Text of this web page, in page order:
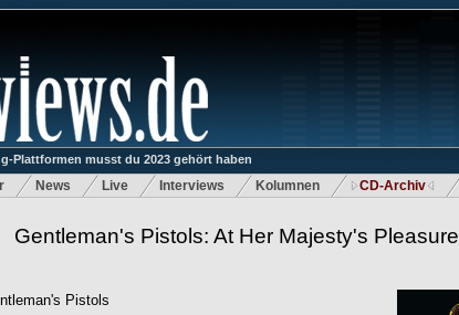
Plattformen musst du 2023 gehört haben
News Live Interviews Kolumnen CD-Archiv
Gentleman's Pistols: At Her Majesty's Pleasure
Pistols